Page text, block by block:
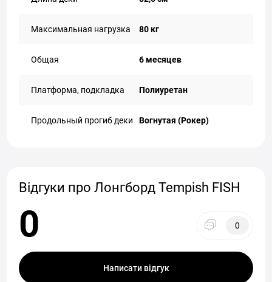
Максимальная нагрузка 80 кг
Общая 6 месяцев
Платформа, подкладка Полиуретан
Продольный прогиб деки Вогнутая (Рокер)
Відгуки про Лонгборд Tempish FISH
0 0
Написати відгук